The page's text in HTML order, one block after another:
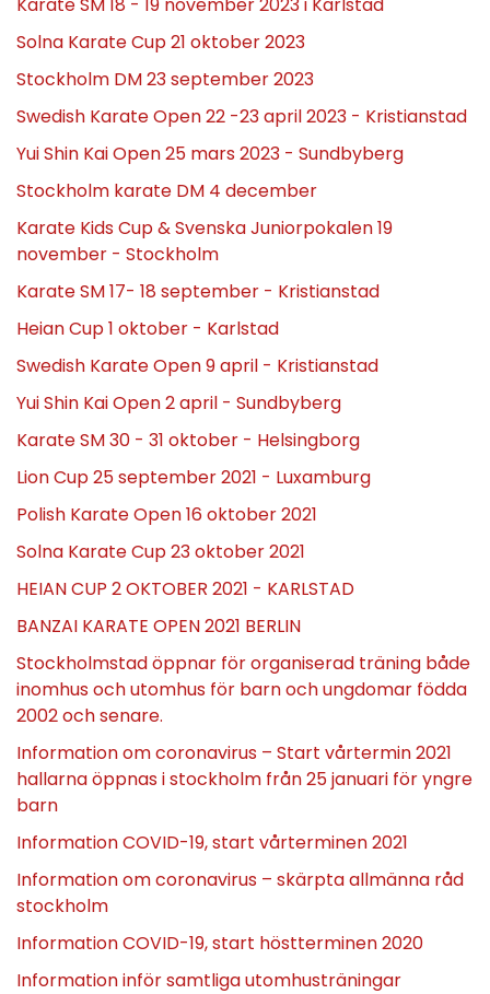
Solna Karate Cup 21 oktober 2023
Stockholm DM 23 september 2023
Swedish Karate Open 22 -23 april 2023 - Kristianstad
Yui Shin Kai Open 25 mars 2023 - Sundbyberg
Stockholm karate DM 4 december
Karate Kids Cup & Svenska Juniorpokalen 19
november - Stockholm
Karate SM 17- 18 september - Kristianstad
Heian Cup 1 oktober - Karlstad
Swedish Karate Open 9 april - Kristianstad
Yui Shin Kai Open 2 april - Sundbyberg
Karate SM 30 - 31 oktober - Helsingborg
Lion Cup 25 september 2021 - Luxamburg
Polish Karate Open 16 oktober 2021
Solna Karate Cup 23 oktober 2021
HEIAN CUP 2 OKTOBER 2021 - KARLSTAD
BANZAI KARATE OPEN 2021 BERLIN
Stockholmstad öppnar för organiserad träning både
inomhus och utomhus för barn och ungdomar födda
2002 och senare.
Information om coronavirus – Start vårtermin 2021
hallarna öppnas i stockholm från 25 januari för yngre
barn
Information COVID-19, start vårterminen 2021
Information om coronavirus – skärpta allmänna råd
stockholm
Information COVID-19, start höstterminen 2020
Information inför samtliga utomhusträningar